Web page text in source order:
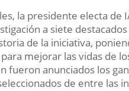
la presidente electa de
a siete
de la iniciativa,
mejorar las vidas de
fueron anunciados los
de entre las